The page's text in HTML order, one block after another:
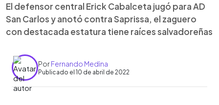
El defensor central Erick Cabalceta jugó para AD
San Carlos y anotó contra Saprissa, el zaguero
con destacada estatura tiene raíces salvadoreñas
PorFernando Medina
Publicado el 10 de abril de 2022